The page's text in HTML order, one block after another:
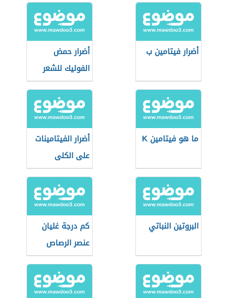
أضرار فيتامين ب
أضرار حمض
الفوليك للشعر
ما هو فيتامين K
أضرار الفيتامينات
على الكلى
البروتين النباتي
كم درجة غليان
عنصر الرصاص